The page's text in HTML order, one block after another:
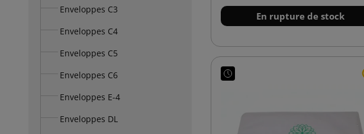
Enveloppes C3
Enveloppes C4
Enveloppes C5
Enveloppes C6
Enveloppes E-4
Enveloppes DL
En rupture de stock